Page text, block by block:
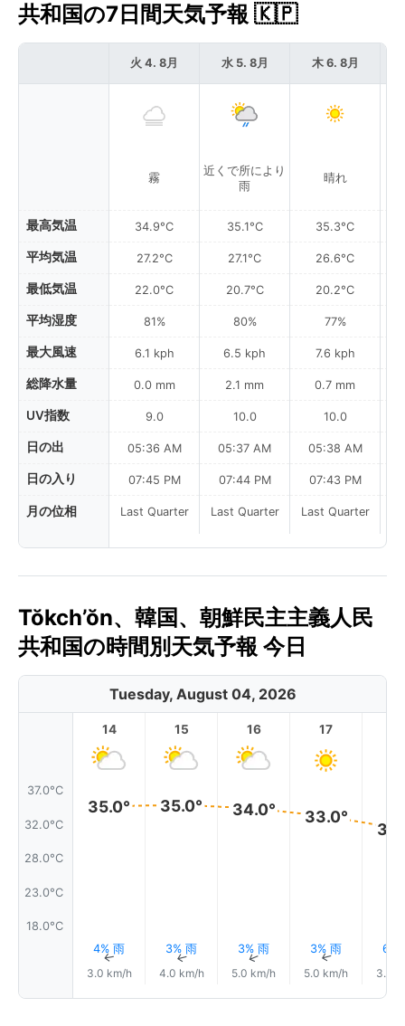
共和国の7日間天気予報 🇰🇵
最高気温
平均気温
最低気温
平均湿度
最大風速
総降水量
UV指数
日の出
日の入り
月の位相
火 4. 8月
霧
34.9°C
27.2°C
22.0°C
81%
6.1 kph
0.0 mm
9.0
05:36 AM
07:45 PM
Last Quarter
水 5. 8月
近くで所により
雨
35.1°C
27.1°C
20.7°C
80%
6.5 kph
2.1 mm
10.0
05:37 AM
07:44 PM
Last Quarter
木 6. 8月
晴れ
35.3°C
26.6°C
20.2°C
77%
7.6 kph
0.7 mm
10.0
05:38 AM
07:43 PM
Last Quarter
Tŏkch’ŏn、韓国、朝鮮民主主義人民
共和国の時間別天気予報 今日
Tuesday, August 04, 2026
37.0°C
32.0°C
28.0°C
23.0°C
18.0°C
14
35.0°
4% 雨
↑
3.0 km/h
15
35.0°
3% 雨
↑
4.0 km/h
16
34.0°
3% 雨
↑
5.0 km/h
17
33.0°
3% 雨
↑
5.0 km/h
6%
3.0